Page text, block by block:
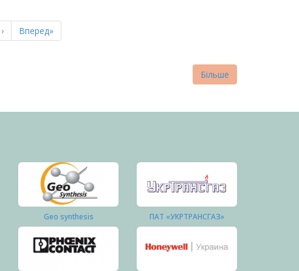
Наступна
сторінка
›
Остання
сторінка
Вперед»
Більше
Geo synthesis ПАТ «УКРТРАНСГАЗ»